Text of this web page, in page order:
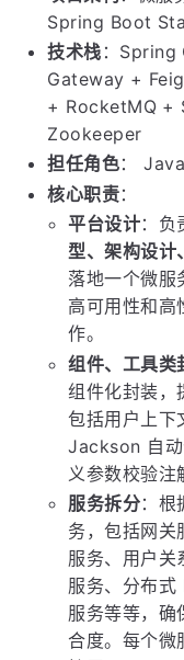
Spring Boot
技术栈 ：
Gateway +
+ RocketMQ +
Zookeeper
担任角色：
核心职责：
平台设计：负
型、架构设计
落地一个微服
高可用性和高
作。
组件、工具类
组件化封装，
包括用户上下
Jackson 自动
义参数校验注
服务拆分：根
务，包括网关
服务、用户关
服务、分布式
服务等等，确
合度。每个微